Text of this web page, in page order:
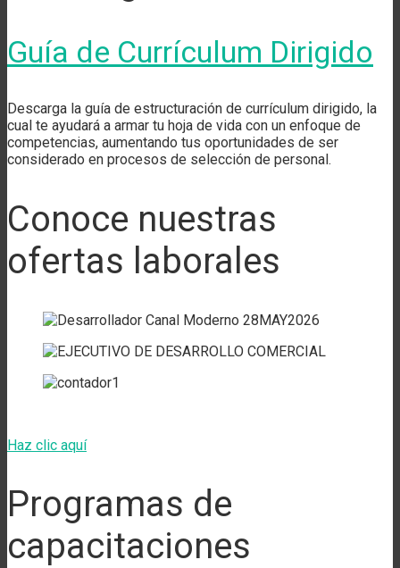
Guía de Currículum Dirigido
Descarga la guía de estructuración de currículum dirigido, la
cual te ayudará a armar tu hoja de vida con un enfoque de
competencias, aumentando tus oportunidades de ser
considerado en procesos de selección de personal.
Conoce nuestras
ofertas laborales
Haz clic aquí
Programas de
capacitaciones